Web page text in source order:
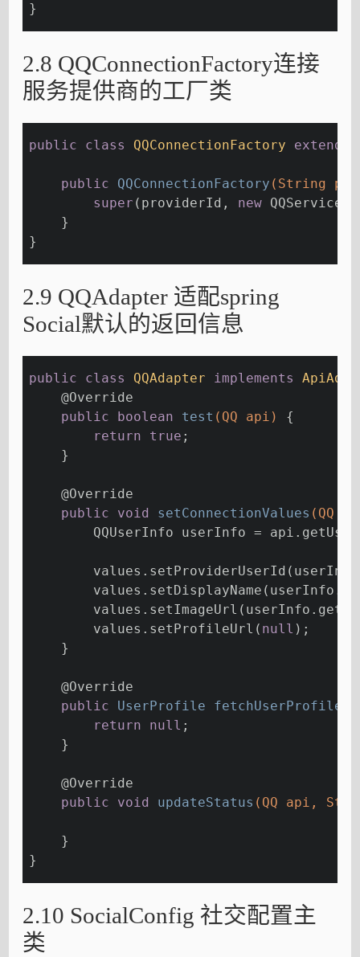
}
2.8 QQConnectionFactory连接
服务提供商的工厂类
public class QQConnectionFactory extends
public QQConnectionFactory (String
super (providerId, new
    }
}
2.9 QQAdapter 适配spring
Social默认的返回信息
public class QQAdapter implements
@Override
public
boolean test (QQ api)
{
return
true ;
    }
@Override
public
void setConnectionValues (QQ
QQUserInfo userInfo =
        values.setProfileUrl(
null );
    }
@Override
public UserProfile fetchUserProfile
return
null ;
    }
@Override
public
void updateStatus (QQ api,
    }
}
2.10 SocialConfig 社交配置主
类